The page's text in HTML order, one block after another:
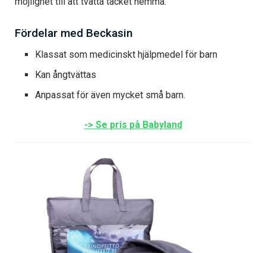
Fördelar med Beckasin
Klassat som medicinskt hjälpmedel för barn
Kan ångtvättas
Anpassat för även mycket små barn.
-> Se pris på Babyland